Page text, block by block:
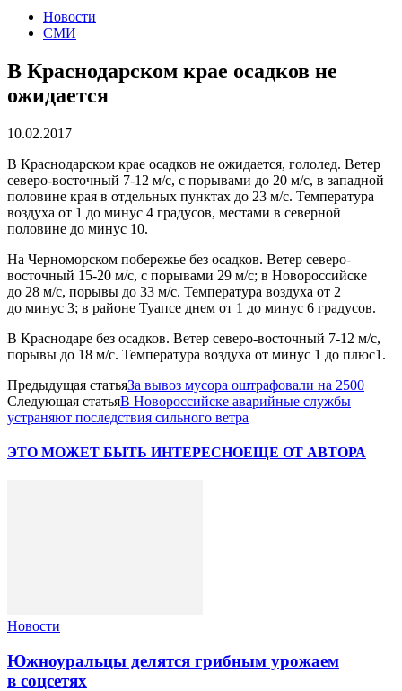
Новости
СМИ
В Краснодарском крае осадков не
ожидается
10.02.2017
В Краснодарском крае осадков не ожидается, гололед. Ветер
северо-восточный 7-12 м/с, с порывами до 20 м/с, в западной
половине края в отдельных пунктах до 23 м/с. Температура
воздуха от 1 до минус 4 градусов, местами в северной
половине до минус 10.
На Черноморском побережье без осадков. Ветер северо-
восточный 15-20 м/с, с порывами 29 м/с; в Новороссийске
до 28 м/с, порывы до 33 м/с. Температура воздуха от 2
до минус 3; в районе Туапсе днем от 1 до минус 6 градусов.
В Краснодаре без осадков. Ветер северо-восточный 7-12 м/с,
порывы до 18 м/с. Температура воздуха от минус 1 до плюс1.
Предыдущая статьяЗа вывоз мусора оштрафовали на 2500
Следующая статьяВ Новороссийске аварийные службы
устраняют последствия сильного ветра
ЭТО МОЖЕТ БЫТЬ ИНТЕРЕСНОЕЩЕ ОТ АВТОРА
Новости
Южноуральцы делятся грибным урожаем
в соцсетях